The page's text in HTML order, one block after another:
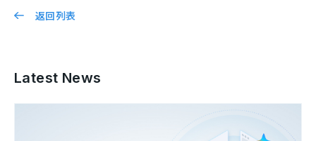
返回列表
Latest News